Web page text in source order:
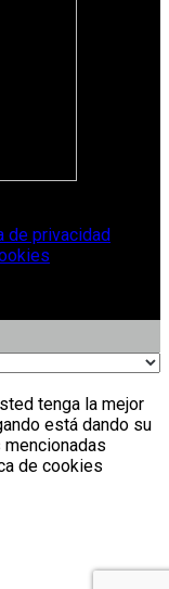
de privacidad
tenga la mejor
está dando su
de cookies